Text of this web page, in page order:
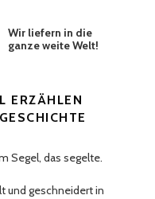
Wir liefern in die
ganze weite Welt!
ERZÄHLEN
Segel, das segelte.
und geschneidert in